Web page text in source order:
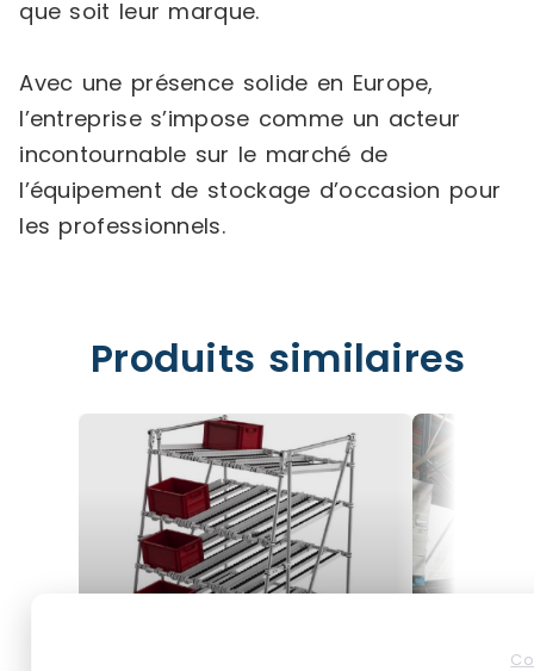
que soit leur marque.
Avec une présence solide en Europe,
l’entreprise s’impose comme un acteur
incontournable sur le marché de
l’équipement de stockage d’occasion pour
les professionnels.
Produits similaires